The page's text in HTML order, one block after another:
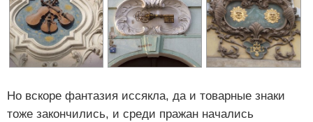
Но вскоре фантазия иссякла, да и товарные знаки
тоже закончились, и среди пражан начались